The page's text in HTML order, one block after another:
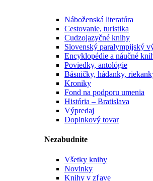
Náboženská literatúra
Cestovanie, turistika
Cudzojazyčné knihy
Slovenský paralympijský
Encyklopédie a náučné
Poviedky, antológie
Básničky, hádanky,
Kroniky
Fond na podporu umenia
História – Bratislava
Výpredaj
Doplnkový tovar
Nezabudnite
Všetky knihy
Novinky
Knihy v zľave